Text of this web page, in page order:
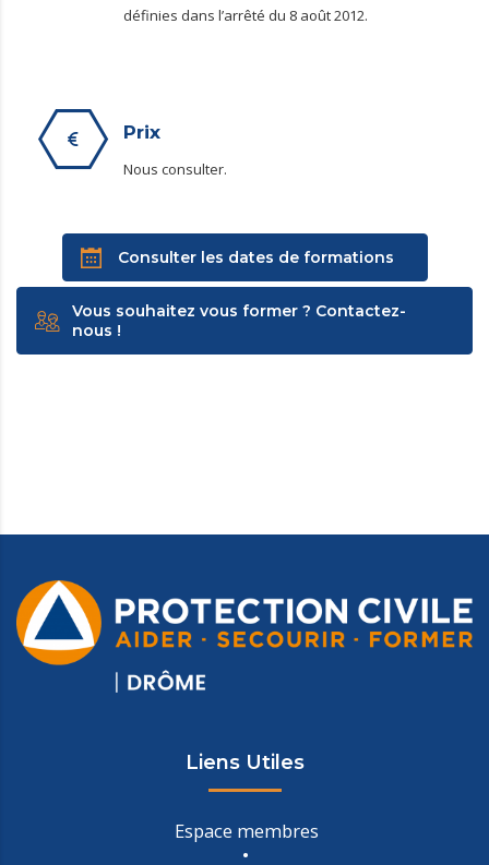
définies dans l’arrêté du 8 août 2012.
Prix
Nous consulter.
Consulter les dates de formations
Vous souhaitez vous former ? Contactez-
nous !
Liens Utiles
Espace membres